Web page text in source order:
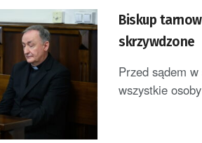
Biskup
skrzywdzone
Przed sądem
wszystkie